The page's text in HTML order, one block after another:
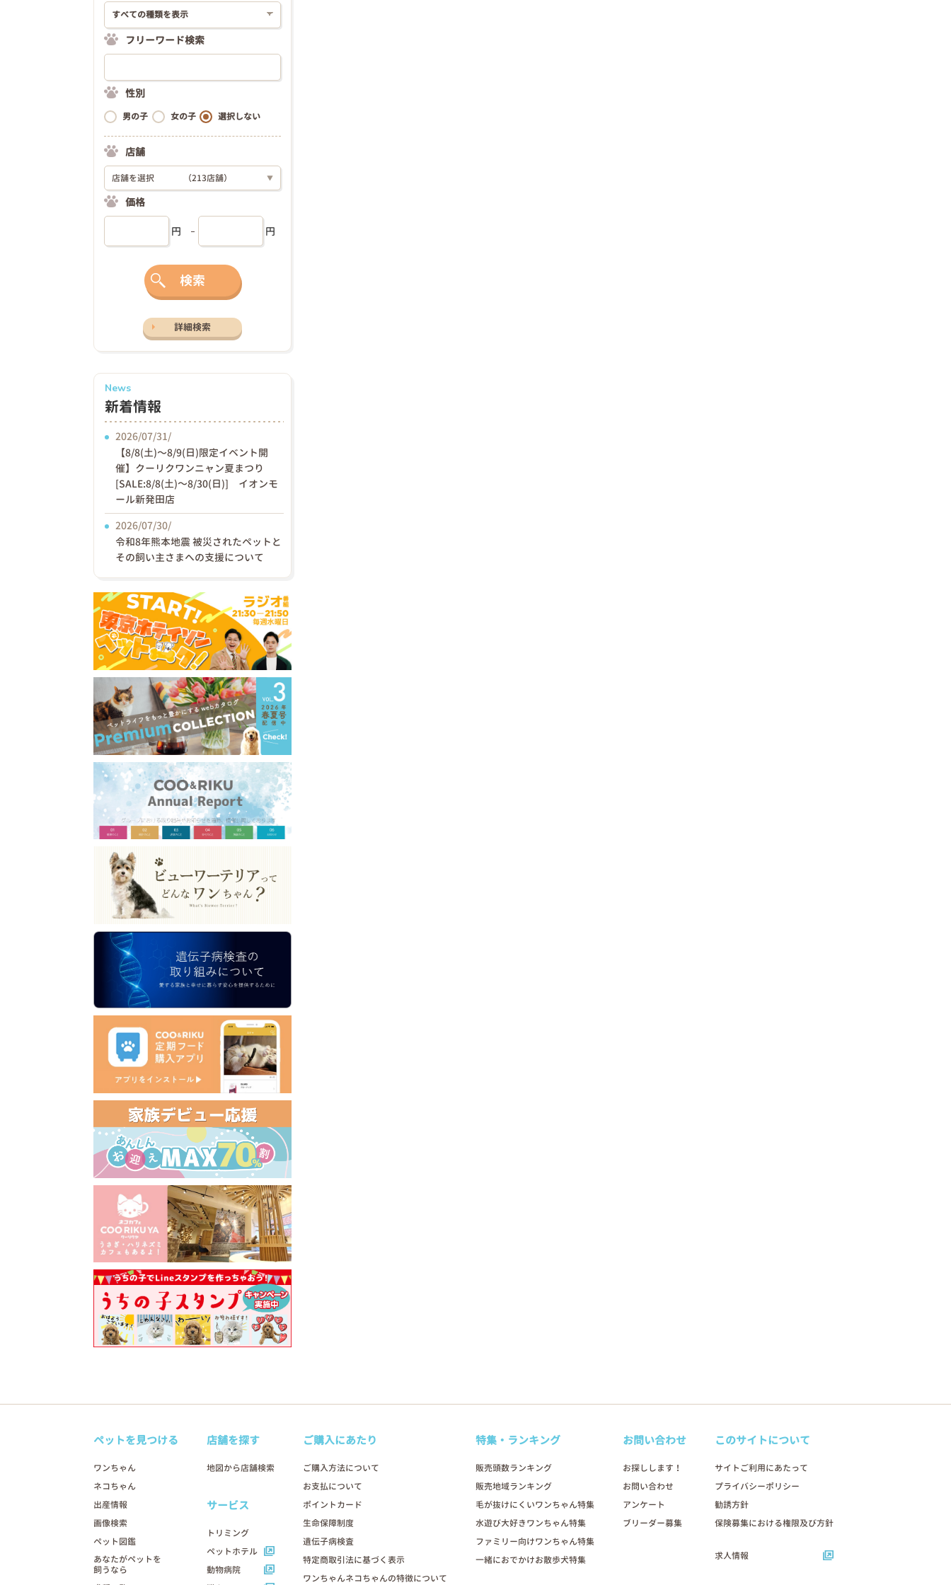
フリーワード検索
性別
男の子 女の子 選択しない
店舗
店舗を選択 （213店舗） ▼
価格
円 円
検索
詳細検索
News
新着情報
2026/07/31/
【8/8(土)〜8/9(日)限定イベント開
催】クーリクワンニャン夏まつり
[SALE:8/8(土)～8/30(日)] イオンモ
ール新発田店
2026/07/30/
令和8年熊本地震 被災されたペットと
その飼い主さまへの支援について
ペットを見つける
ワンちゃん
ネコちゃん
出産情報
画像検索
ペット図鑑
あなたがペットを
飼うなら
店舗を探す
地図から店舗検索
サービス
トリミング
ペットホテル
動物病院
ご購入にあたり
ご購入方法について
お支払について
ポイントカード
生命保障制度
遺伝子病検査
特定商取引法に基づく表示
ワンちゃんネコちゃんの特徴について
特集・ランキング
販売頭数ランキング
販売地域ランキング
毛が抜けにくいワンちゃん特集
水遊び大好きワンちゃん特集
ファミリー向けワンちゃん特集
一緒におでかけお散歩犬特集
お問い合わせ
お探しします！
お問い合わせ
アンケート
ブリーダー募集
このサイトについて
サイトご利用にあたって
プライバシーポリシー
勧誘方針
保険募集における権限及び方針
求人情報